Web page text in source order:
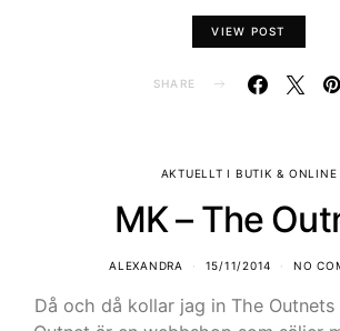
VIEW POST
SHARE
AKTUELLT I BUTIK & ONLINE
MK – The
ALEXANDRA 15/11/2014 NO
Då och då kollar jag in The